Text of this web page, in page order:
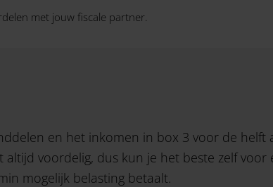
met jouw fiscale partner.
en het inkomen in box 3 voor de helft
voordelig, dus kun je het beste zelf voor
mogelijk belasting betaalt.